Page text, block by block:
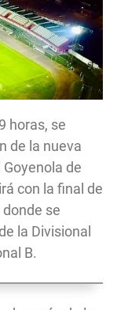
horas, se
de la nueva
de
con la final de
se
la Divisional
B.